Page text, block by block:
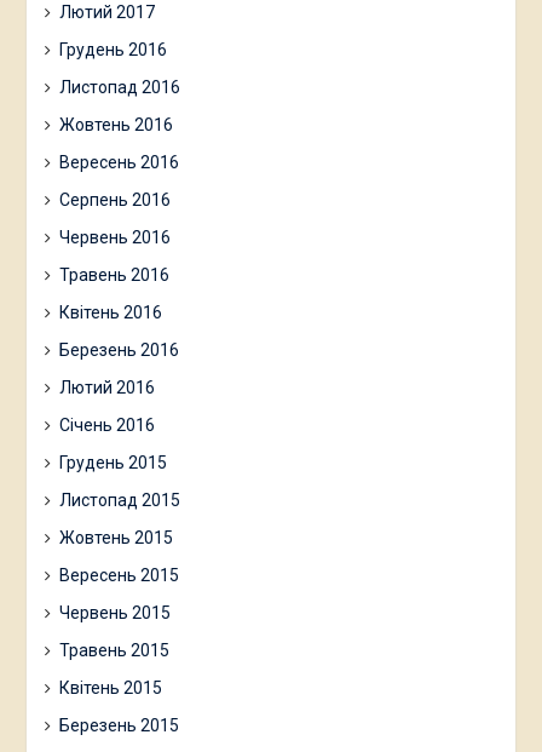
Лютий 2017
Грудень 2016
Листопад 2016
Жовтень 2016
Вересень 2016
Серпень 2016
Червень 2016
Травень 2016
Квітень 2016
Березень 2016
Лютий 2016
Січень 2016
Грудень 2015
Листопад 2015
Жовтень 2015
Вересень 2015
Червень 2015
Травень 2015
Квітень 2015
Березень 2015